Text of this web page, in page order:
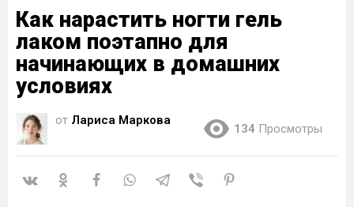
Как нарастить ногти гель
лаком поэтапно для
начинающих в домашних
условиях
от Лариса Маркова
134 Просмотры